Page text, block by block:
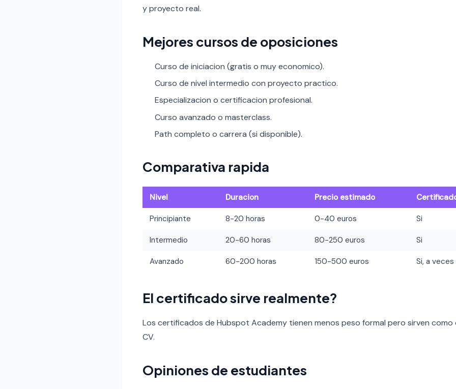
y proyecto real.
Mejores cursos de oposiciones
Curso de iniciacion (gratis o muy economico).
Curso de nivel intermedio con proyecto practico.
Especializacion o certificacion profesional.
Curso avanzado o masterclass.
Path completo o carrera (si disponible).
Comparativa rapida
Nivel Duracion Precio estimado
Principiante 8-20 horas 0-40 euros Si
Intermedio 20-60 horas 80-250 euros Si
Avanzado 60-200 horas 150-500 euros Si, a
El certificado sirve realmente?
Los certificados de Hubspot Academy tienen menos peso formal pero sirven como
CV.
Opiniones de estudiantes